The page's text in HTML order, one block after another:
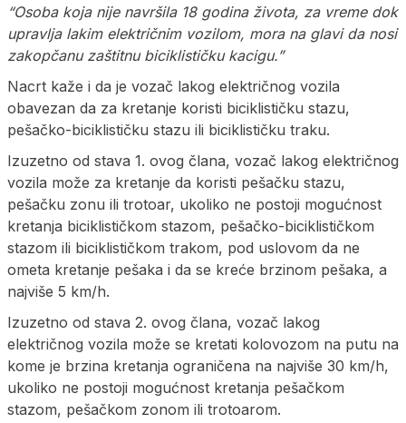
“Osoba koja nije navršila 18 godina života, za vreme dok
upravlja lakim električnim vozilom, mora na glavi da nosi
zakopčanu zaštitnu biciklističku kacigu.”
Nacrt kaže i da je vozač lakog električnog vozila
obavezan da za kretanje koristi biciklističku stazu,
pešačko-biciklističku stazu ili biciklističku traku.
Izuzetno od stava 1. ovog člana, vozač lakog električnog
vozila može za kretanje da koristi pešačku stazu,
pešačku zonu ili trotoar, ukoliko ne postoji mogućnost
kretanja biciklističkom stazom, pešačko-biciklističkom
stazom ili biciklističkom trakom, pod uslovom da ne
ometa kretanje pešaka i da se kreće brzinom pešaka, a
najviše 5 km/h.
Izuzetno od stava 2. ovog člana, vozač lakog
električnog vozila može se kretati kolovozom na putu na
kome je brzina kretanja ograničena na najviše 30 km/h,
ukoliko ne postoji mogućnost kretanja pešačkom
stazom, pešačkom zonom ili trotoarom.